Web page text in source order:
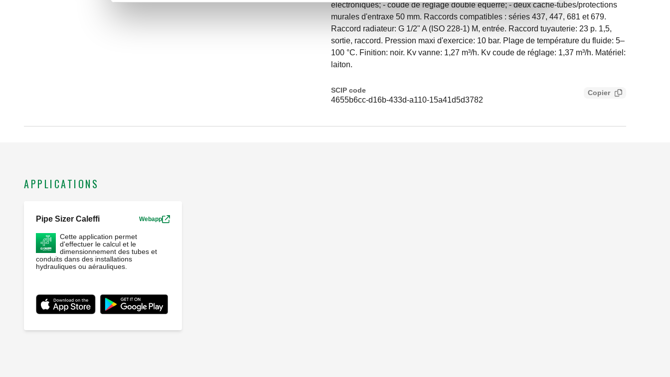
électroniques; - coude de réglage double équerre; - deux cache-tubes/protections
murales d'entraxe 50 mm. Raccords compatibles : séries 437, 447, 681 et 679.
Raccord radiateur: G 1/2" A (ISO 228-1) M, entrée. Raccord tuyauterie: 23 p. 1,5,
sortie, raccord. Pression maxi d'exercice: 10 bar. Plage de température du fluide: 5–
100 °C. Finition: noir. Kv vanne: 1,27 m³/h. Kv coude de réglage: 1,37 m³/h. Matériel:
laiton.
SCIP code
4655b6cc-d16b-433d-a110-15a41d5d3782
Copier
APPLICATIONS
Pipe Sizer Caleffi Webapp
Cette application permet
d'effectuer le calcul et le
dimensionnement des tubes et
conduits dans des installations
hydrauliques ou aérauliques.